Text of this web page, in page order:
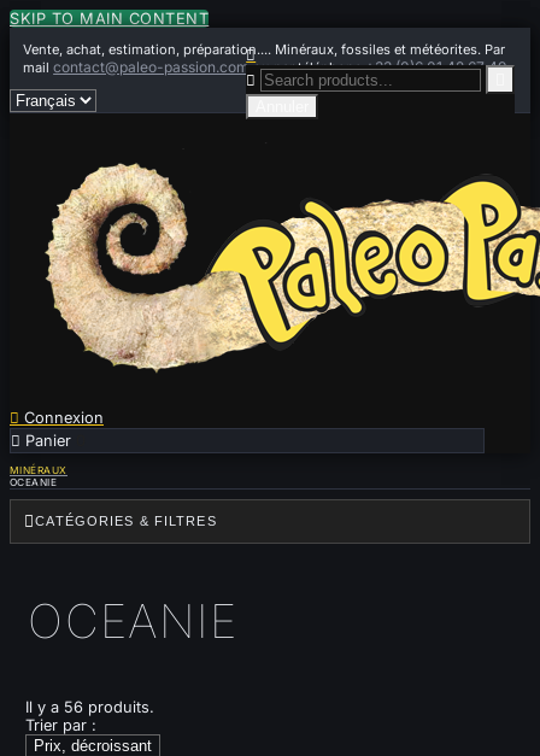
SKIP TO MAIN CONTENT
Vente, achat, estimation, préparation.... Minéraux, fossiles et météorites. Par
mailcontact@paleo-passion.comou par téléphone+33 (0)6 01 42 67 49
 Connexion
 Panier


MINÉRAUX
OCEANIE
CATÉGORIES & FILTRES
OCEANIE
Il y a 56 produits.
Trier par :
Prix, décroissant